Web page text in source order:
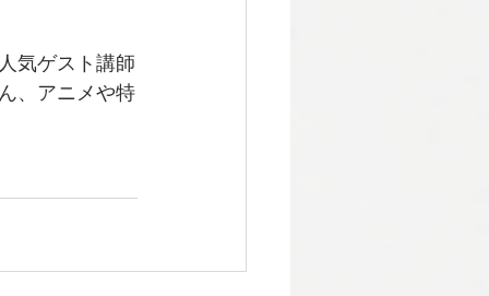
気ゲスト講師
、アニメや特